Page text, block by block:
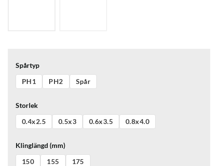
Spårtyp
PH1
PH2 Spår
Storlek
0.4x2.5
0.5x3 0.6x3.5 0.8x4.0
Klinglängd (mm)
150
155 175